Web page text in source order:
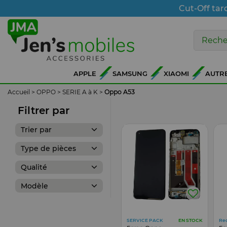
Cut-Off
APPLE SAMSUNG XIAOMI
Accueil > OPPO > SERIE A à K > Oppo A53
Filtrer par
Trier par
Type de pièces
Qualité
Modèle
SERVICE PACK EN STOCK